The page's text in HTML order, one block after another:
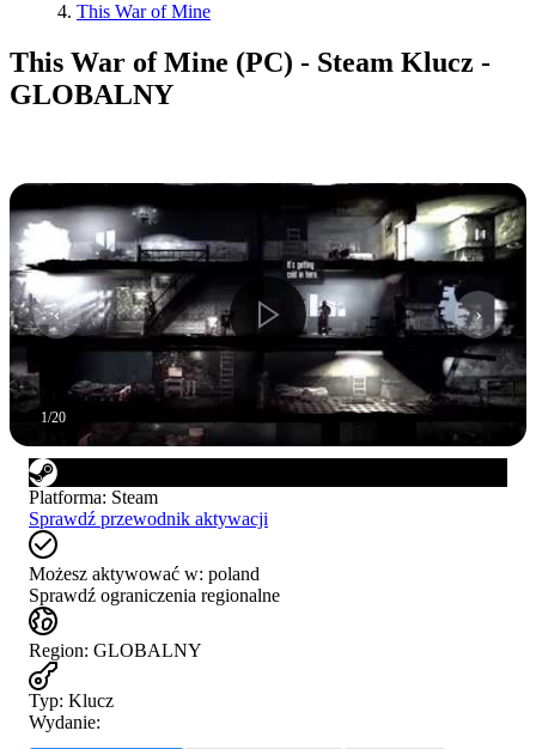
This War of Mine
This War of Mine (PC) - Steam Klucz -
GLOBALNY
1/20
Platforma: Steam
Sprawdź przewodnik aktywacji
Możesz aktywować w: poland
Sprawdź ograniczenia regionalne
Region: GLOBALNY
Typ: Klucz
Wydanie: